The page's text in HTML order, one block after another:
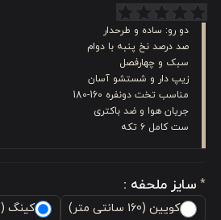
دو رو: ساده و طرحدار
صد درصد نخ پنبه با دوام
سبک و چهارفصل
زیپ دار و شستشو آسان
مناسب تخت دونفره 160-180
جریان هوا و ضد باکتری
ست کامل ۶ تکه
* سایز ملحفه :
کویین (160 سانتی متر) کینگ (180 سانتی متر)